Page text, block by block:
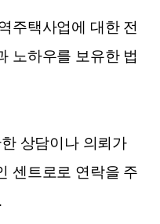
주택사업에 대한 전
노하우를 보유한 법
상담이나 의뢰가
센트로로 연락을 주